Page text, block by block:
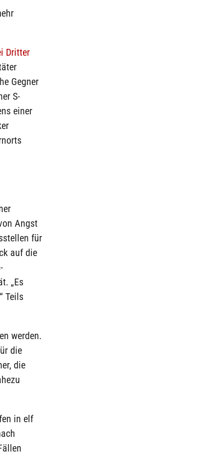
Dritter
Gegner
S-
einer
Angst
für
auf die
„Es
Teils
werden.
die
die
in elf